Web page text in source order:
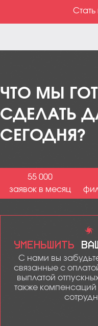
Стать
ЧТО МЫ
СДЕЛАТЬ
СЕГОДНЯ?
55 000
заявок в месяц
УМЕНЬШИТЬ
С нами вы
связанные с
выплатой
также